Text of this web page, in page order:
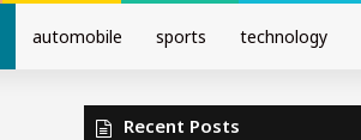
automobile sports technology
Recent Posts